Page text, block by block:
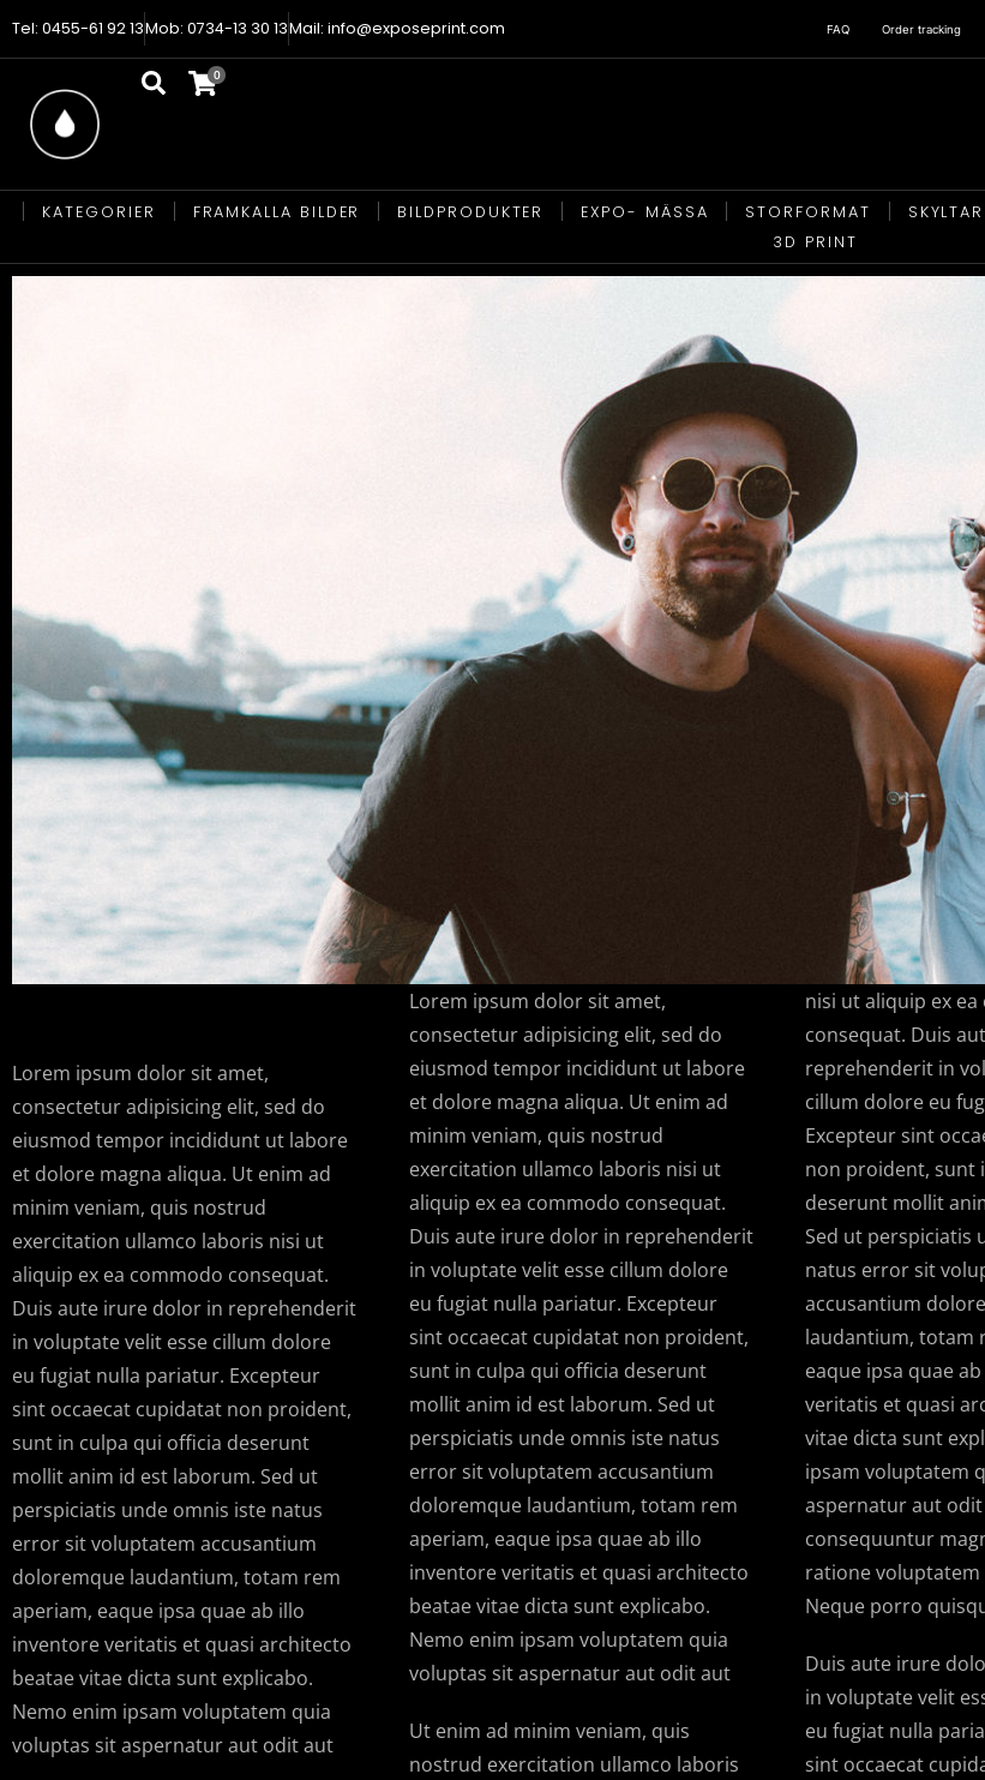
Tel: 0455-61 92 13Mob: 0734-13 30 13Mail: info@exposeprint.com FAQ Order tracking
KATEGORIER FRAMKALLA BILDER BILDPRODUKTER EXPO- MÄSSA STORFORMAT
3D PRINT
Lorem ipsum dolor sit amet,
consectetur adipisicing elit, sed do
eiusmod tempor incididunt ut labore
et dolore magna aliqua. Ut enim ad
minim veniam, quis nostrud
exercitation ullamco laboris nisi ut
aliquip ex ea commodo consequat.
Duis aute irure dolor in reprehenderit
in voluptate velit esse cillum dolore
eu fugiat nulla pariatur. Excepteur
sint occaecat cupidatat non proident,
sunt in culpa qui officia deserunt
mollit anim id est laborum. Sed ut
perspiciatis unde omnis iste natus
error sit voluptatem accusantium
doloremque laudantium, totam rem
aperiam, eaque ipsa quae ab illo
inventore veritatis et quasi architecto
beatae vitae dicta sunt explicabo.
Nemo enim ipsam voluptatem quia
voluptas sit aspernatur aut odit aut
Lorem ipsum dolor sit amet,
consectetur adipisicing elit, sed do
eiusmod tempor incididunt ut labore
et dolore magna aliqua. Ut enim ad
minim veniam, quis nostrud
exercitation ullamco laboris nisi ut
aliquip ex ea commodo consequat.
Duis aute irure dolor in reprehenderit
in voluptate velit esse cillum dolore
eu fugiat nulla pariatur. Excepteur
sint occaecat cupidatat non proident,
sunt in culpa qui officia deserunt
mollit anim id est laborum. Sed ut
perspiciatis unde omnis iste natus
error sit voluptatem accusantium
doloremque laudantium, totam rem
aperiam, eaque ipsa quae ab illo
inventore veritatis et quasi architecto
beatae vitae dicta sunt explicabo.
Nemo enim ipsam voluptatem quia
voluptas sit aspernatur aut odit aut
Ut enim ad minim veniam, quis
nostrud exercitation ullamco laboris
nisi ut aliquip ex
consequat. Duis
reprehenderit in
cillum dolore eu
Excepteur sint
non proident, sunt
deserunt mollit
Sed ut perspiciatis
natus error sit
accusantium
laudantium, totam
eaque ipsa quae
veritatis et quasi
vitae dicta sunt
ipsam voluptatem
aspernatur aut
consequuntur
ratione voluptatem
Neque porro
Duis aute irure
in voluptate velit
eu fugiat nulla
sint occaecat